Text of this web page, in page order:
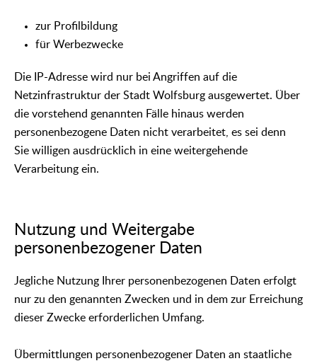
zur Profilbildung
für Werbezwecke
Die IP-Adresse wird nur bei Angriffen auf die
Netzinfrastruktur der Stadt Wolfsburg ausgewertet. Über
die vorstehend genannten Fälle hinaus werden
personenbezogene Daten nicht verarbeitet, es sei denn
Sie willigen ausdrücklich in eine weitergehende
Verarbeitung ein.
Nutzung und Weitergabe
personenbezogener Daten
Jegliche Nutzung Ihrer personenbezogenen Daten erfolgt
nur zu den genannten Zwecken und in dem zur Erreichung
dieser Zwecke erforderlichen Umfang.
Übermittlungen personenbezogener Daten an staatliche